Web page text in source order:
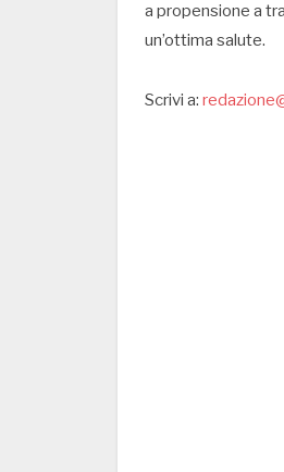
a propensione a
un’ottima salute.
Scrivi a: